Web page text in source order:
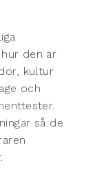
den är
kultur
och
så de